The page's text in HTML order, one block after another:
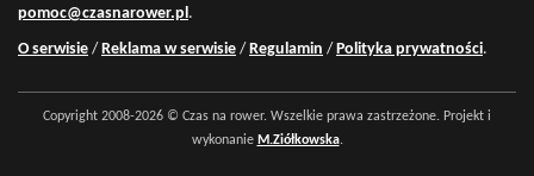
pomoc@czasnarower.pl.
O serwisie / Reklama w serwisie / Regulamin / Polityka prywatności.
Copyright 2008-2026 © Czas na rower. Wszelkie prawa zastrzeżone. Projekt i
wykonanie M.Ziółkowska.